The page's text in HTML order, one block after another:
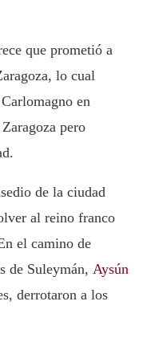
que prometió a
lo cual
en
pero
de la ciudad
al reino franco
el camino de
de Suleymán, Aysún
derrotaron a los